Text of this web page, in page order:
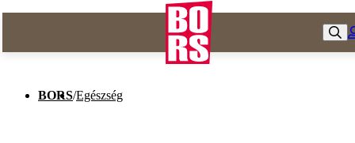
BORS/Egészség